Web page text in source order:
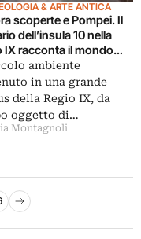
& ARTE ANTICA
scoperte e Pompei. Il
dell’insula 10 nella
IX racconta il mondo
con nostalgia
ambiente
in una grande
della Regio IX, da
oggetto di…
Montagnoli
successiva